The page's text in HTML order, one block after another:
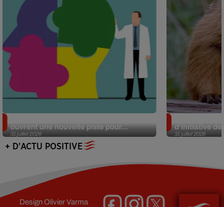
31 juillet 2026
ouvrent une nouvelle piste pour...
31 juillet 2026
d’initiative
+ D'ACTU POSITIVE
DesignOlivier Varma